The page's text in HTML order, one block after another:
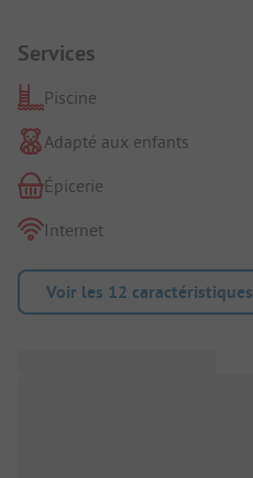
Services
Piscine
Adapté aux enfants
Épicerie
Internet
Voir les 12 caractéristiques